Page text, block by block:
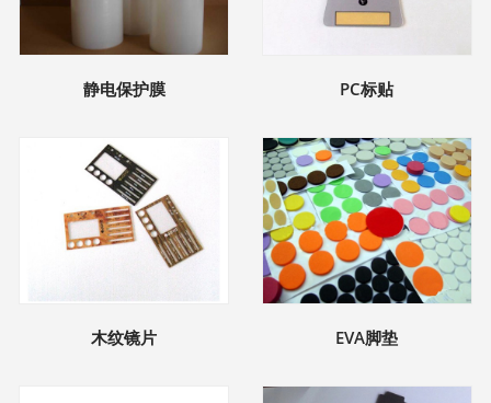
静电保护膜 PC标贴
木纹镜片 EVA脚垫